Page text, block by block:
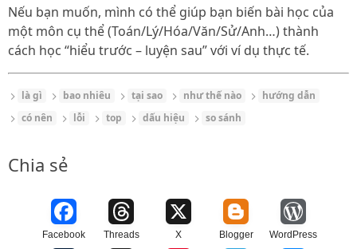
Nếu bạn muốn, mình có thể giúp bạn biến bài học của
một môn cụ thể (Toán/Lý/Hóa/Văn/Sử/Anh…) thành
cách học “hiểu trước – luyện sau” với ví dụ thực tế.
là gì bao nhiêu tại sao như thế nào
hướng dẫn
có nên
lỗi top dấu hiệu so sánh
Chia sẻ
Facebook Threads X Blogger WordPress